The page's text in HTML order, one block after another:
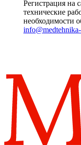
Регистрация на
технические
необходимости